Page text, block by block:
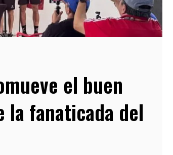
el buen
fanaticada del